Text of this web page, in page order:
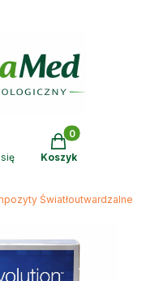
Produkty w
Koszyk
Światłoutwardzalne